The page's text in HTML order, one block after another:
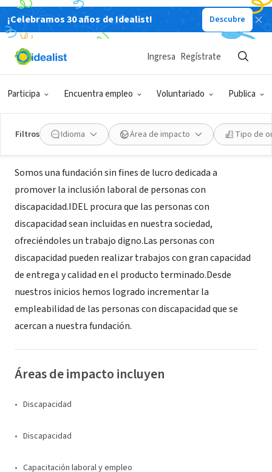
¡Celebramos 30 años de Idealist! Descubre
Participa Encuentra empleo Voluntariado Publica
Ingresa Regístrate
Filtros Idioma Área de impacto Tipo de
ORGANIZACIÓN SIN FIN DE LUCRO
Fundación IDEL. Inclusión y
Desarrollo Laboral
Buenos Aires, C, Argentina|www.idel.org.ar
Acerca de
Somos una fundación sin fines de lucro dedicada a
promover la inclusión laboral de personas con
discapacidad.IDEL procura que las personas con
discapacidad sean incluidas en nuestra sociedad,
ofreciéndoles un trabajo digno.Las personas con
discapacidad pueden realizar trabajos con gran capacidad
de entrega y calidad en el producto terminado.Desde
nuestros inicios hemos logrado incrementar la
empleabilidad de las personas con discapacidad que se
acercan a nuestra fundación.
Áreas de impacto incluyen
Discapacidad
Discapacidad
Capacitación laboral y empleo